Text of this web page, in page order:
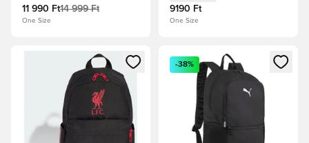
11 990 Ft14 999 Ft
One Size
9190 Ft
One Size
Megnyit egy modált a bejelentkezéshez vagy a tagként
Megnyit egy modált a
-38%